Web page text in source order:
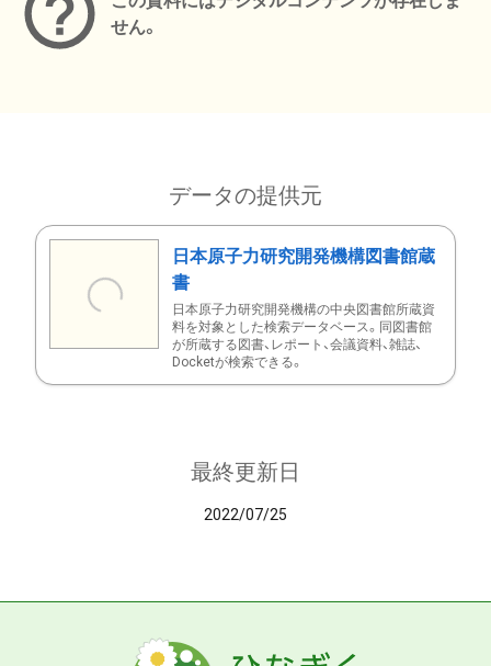
せん。
データの提供元
日本原子力研究開発機構図書館蔵
書
日本原子力研究開発機構の中央図書館所蔵資
料を対象とした検索データベース。同図書館
が所蔵する図書、レポート、会議資料、雑誌、
Docketが検索できる。
最終更新日
2022/07/25